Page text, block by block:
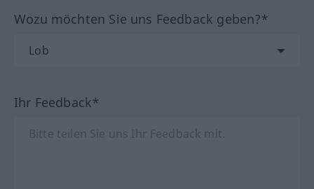
Wozu möchten Sie uns Feedback geben?*
Ihr Feedback*